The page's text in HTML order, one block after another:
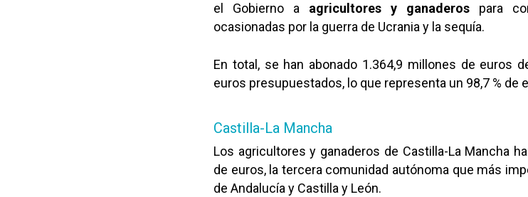
el Gobierno a agricultores y ganaderos para
ocasionadas por la guerra de Ucrania y la sequía.
En total, se han abonado 1.364,9 millones de euros
euros presupuestados, lo que representa un 98,7 % de
Castilla-La Mancha
Los agricultores y ganaderos de Castilla-La Mancha
de euros, la tercera comunidad autónoma que más
de Andalucía y Castilla y León.